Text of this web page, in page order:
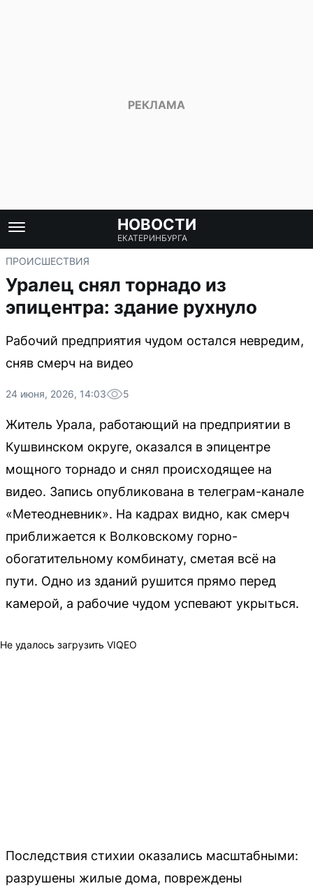
НОВОСТИ
ЕКАТЕРИНБУРГА
ПРОИСШЕСТВИЯ
Уралец снял торнадо из
эпицентра: здание рухнуло
Рабочий предприятия чудом остался невредим,
сняв смерч на видео
24 июня, 2026, 14:03 5
Житель Урала, работающий на предприятии в
Кушвинском округе, оказался в эпицентре
мощного торнадо и снял происходящее на
видео. Запись опубликована в телеграм-канале
«Метеодневник». На кадрах видно, как смерч
приближается к Волковскому горно-
обогатительному комбинату, сметая всё на
пути. Одно из зданий рушится прямо перед
камерой, а рабочие чудом успевают укрыться.
Не удалось загрузить VIQEO
Последствия стихии оказались масштабными:
разрушены жилые дома, повреждены